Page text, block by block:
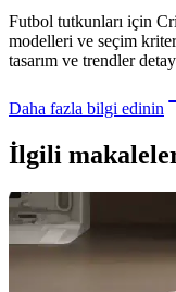
Futbol tutkunları için
modelleri ve seçim
tasarım ve trendler
Daha fazla bilgi edinin
İlgili